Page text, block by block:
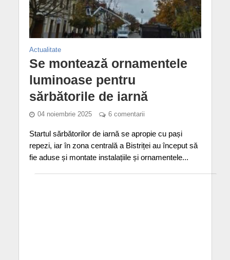
Actualitate
Se montează ornamentele
luminoase pentru
sărbătorile de iarnă
04 noiembrie 2025 6 comentarii
Startul sărbătorilor de iarnă se apropie cu pași
repezi, iar în zona centrală a Bistriței au început să
fie aduse și montate instalațiile și ornamentele...